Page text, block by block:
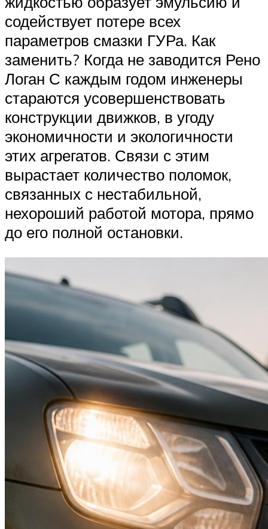
содействует потере всех
параметров смазки ГУРа. Как
заменить? Когда не заводится Рено
Логан С каждым годом инженеры
стараются усовершенствовать
конструкции движков, в угоду
экономичности и экологичности
этих агрегатов. Связи с этим
вырастает количество поломок,
связанных с нестабильной,
нехороший работой мотора, прямо
до его полной остановки.